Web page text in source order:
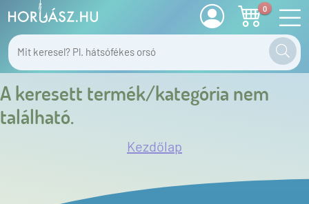
0
A keresett termék/kategória nem
található.
Kezdőlap